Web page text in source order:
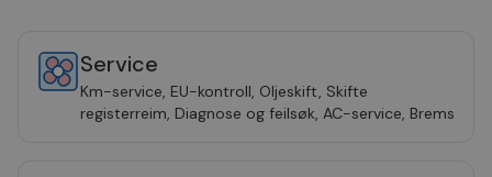
Service
Km-service, EU-kontroll, Oljeskift, Skifte
registerreim, Diagnose og feilsøk, AC-service, Brems